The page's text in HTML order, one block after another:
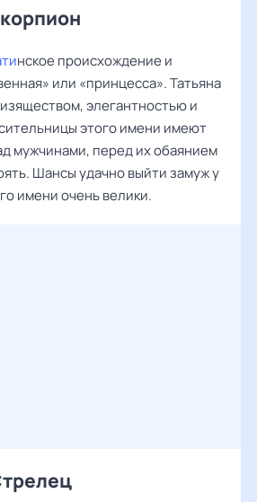
нское происхождение и
или «принцесса». Татьяна
элегантностью и
этого имени имеют
мужчинами, перед их обаянием
Шансы удачно выйти замуж у
имени очень велики.